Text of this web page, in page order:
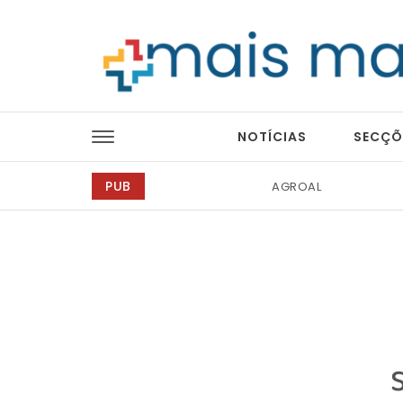
NOTÍCIAS
PUB Ricardo Junqueira